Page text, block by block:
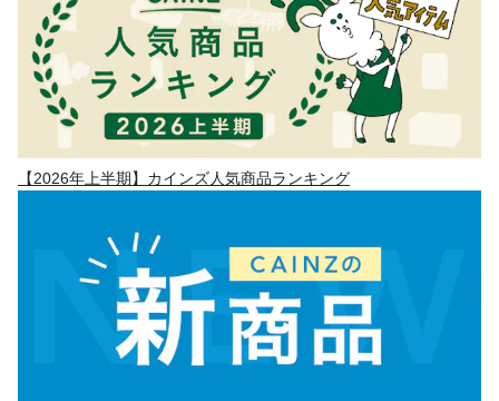
【2026年上半期】カインズ人気商品ランキング